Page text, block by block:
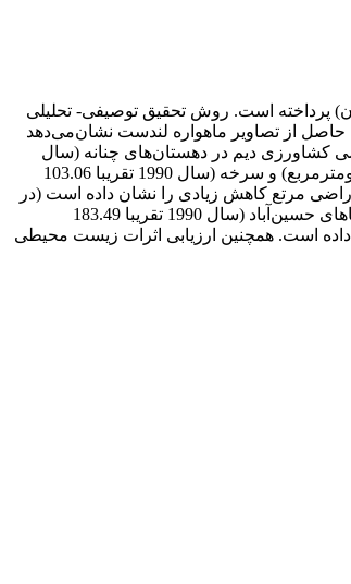
و تحلیل ارزیابی تغییرات کاربری اراضی (1990-2023)، و بازتاب‌های فضایی در سکونتگاه‌های روستایی شهرستان شوش (7 دهستان) پرداخته است. روش تحقیق توصیفی- تحلیلی
جنگل های تصادفی) استفاده شده‌است. نتایج حاصل از تصاویر ماهواره لندست نشان‌می‌دهد
کشاورزی دیم در دهستان‌های چنانه (سال
1990 تقریبا 115.32 کیلومترمربع و در سال 2023 تقریبا 212.36 کیلومترمربع)، سید عباس (سال 1990 تقریبا 132.8 کیلومترمربع و در سال 2023 تقریبا 188.47 کیلومترمربع) و سرخه (سال 1990 تقریبا 103.06
و سرخه) اراضی مرتع کاهش زیادی را نشان داده است (در
دهستان چنانه ارضی مرتع در سال 1990 تقریبا 837.22 کیلومترمربع و در سال 2023 به 752.66 کیلومتر مربع). اراضی باغات و اراضی کشاورزی آبی نیز در روستاهای حسین‌آباد (سال 1990 تقریبا 183.49
محصول داده است. همچنین ارزیابی اثرات زیست محیطی